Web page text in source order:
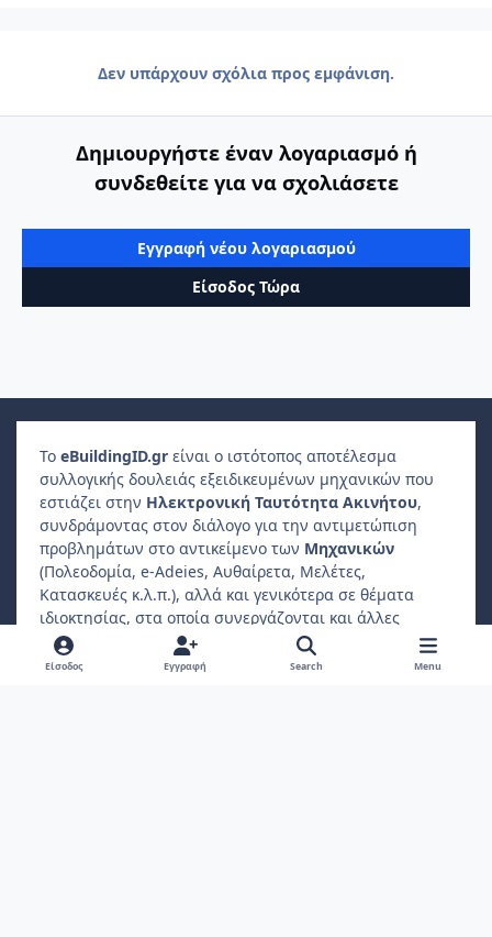
Δεν υπάρχουν σχόλια προς εμφάνιση.
Δημιουργήστε έναν λογαριασμό ή
συνδεθείτε για να σχολιάσετε
Εγγραφή νέου λογαριασμού
Είσοδος Τώρα
Το eBuildingID.gr είναι ο ιστότοπος αποτέλεσμα
συλλογικής δουλειάς εξειδικευμένων μηχανικών που
εστιάζει στην Ηλεκτρονική Ταυτότητα Ακινήτου,
συνδράμοντας στον διάλογο για την αντιμετώπιση
προβλημάτων στο αντικείμενο των Μηχανικών
(Πολεοδομία, e-Adeies, Αυθαίρετα, Μελέτες,
Κατασκευές κ.λ.π.), αλλά και γενικότερα σε θέματα
ιδιοκτησίας, στα οποία συνεργάζονται και άλλες
επαγγελματικές ενώσεις, όπως
Δικηγόροι
Συμβολαιογράφοι Φοροτεχνικοί
κ.λ.π..
Είσοδος Εγγραφή Search Menu